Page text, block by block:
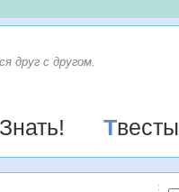
друг с другом.
Знать! Твесты